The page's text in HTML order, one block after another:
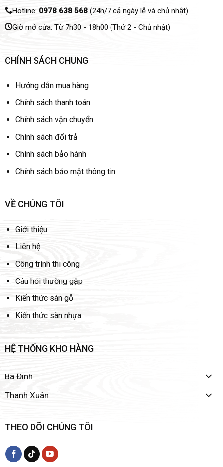
Hotline: 0978 638 568(24h/7 cả ngày lễ và chủ nhật)
Giờ mở cửa: Từ 7h30 - 18h00 (Thứ 2 - Chủ nhật)
CHÍNH SÁCH CHUNG
Hướng dẫn mua hàng
Chính sách thanh toán
Chính sách vận chuyển
Chính sách đổi trả
Chính sách bảo hành
Chính sách bảo mật thông tin
VỀ CHÚNG TÔI
Giới thiệu
Liên hệ
Công trình thi công
Câu hỏi thường gặp
Kiến thức sàn gỗ
Kiến thức sàn nhựa
HỆ THỐNG KHO HÀNG
Ba Đình
Thanh Xuân
THEO DÕI CHÚNG TÔI